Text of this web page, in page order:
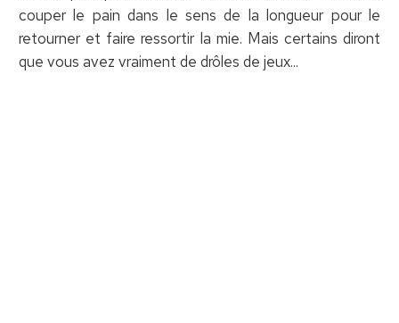
couper le pain dans le sens de la longueur pour le
retourner et faire ressortir la mie. Mais certains diront
que vous avez vraiment de drôles de jeux...